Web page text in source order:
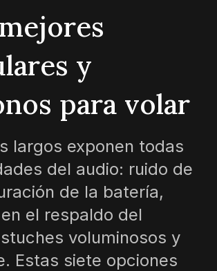
y
para volar
largos exponen todas
del audio: ruido de
de la batería,
el respaldo del
voluminosos y
Estas siete opciones